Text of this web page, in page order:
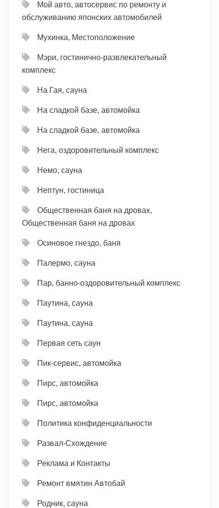
Мой авто, автосервис по ремонту и
обслуживанию японских автомобилей
Мухинка, Местоположение
Мэри, гостинично-развлекательный
комплекс
На Гая, сауна
На сладкой базе, автомойка
На сладкой базе, автомойка
Нега, оздоровительный комплекс
Немо, сауна
Нептун, гостиница
Общественная баня на дровах,
Общественная баня на дровах
Осиновое гнездо, баня
Палермо, сауна
Пар, банно-оздоровительный комплекс
Паутина, сауна
Паутина, сауна
Первая сеть саун
Пик-сервис, автомойка
Пирс, автомойка
Пирс, автомойка
Политика конфиденциальности
Развал-Схождение
Реклама и Контакты
Ремонт вмятин Автобай
Родник, сауна